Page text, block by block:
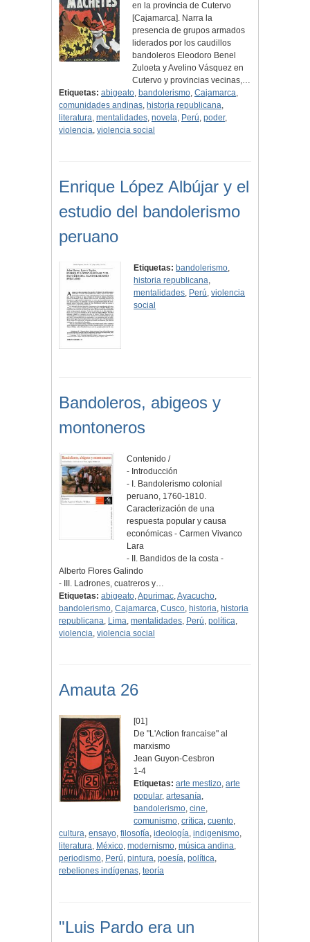
en la provincia de Cutervo
[Cajamarca]. Narra la
presencia de grupos armados
liderados por los caudillos
bandoleros Eleodoro Benel
Zuloeta y Avelino Vásquez en
Cutervo y provincias vecinas,…
Etiquetas: abigeato, bandolerismo, Cajamarca,
comunidades andinas, historia republicana,
literatura, mentalidades, novela, Perú, poder,
violencia, violencia social
Enrique López Albújar y el
estudio del bandolerismo
peruano
Etiquetas: bandolerismo,
historia republicana,
mentalidades, Perú,violencia
social
Bandoleros, abigeos y
montoneros
Contenido /
- Introducción
- I. Bandolerismo colonial
peruano, 1760-1810.
Caracterización de una
respuesta popular y causa
económicas - Carmen Vivanco
Lara
- II. Bandidos de la costa -
Alberto Flores Galindo
- III. Ladrones, cuatreros y…
Etiquetas: abigeato,Apurimac,Ayacucho,
bandolerismo, Cajamarca, Cusco, historia, historia
republicana, Lima, mentalidades, Perú, política,
violencia, violencia social
Amauta 26
[01]
De "L'Action francaise" al
marxismo
Jean Guyon-Cesbron
1-4
Etiquetas: arte mestizo,arte
popular,artesanía,
bandolerismo,cine,
comunismo,crítica,cuento,
cultura, ensayo, filosofía, ideología, indigenismo,
literatura, México, modernismo, música andina,
periodismo, Perú, pintura, poesía, política,
rebeliones indígenas, teoría
"Luis Pardo era un